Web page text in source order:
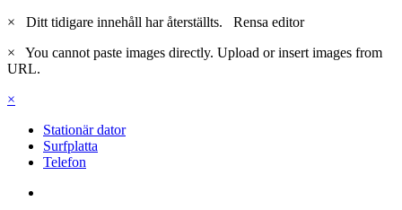
×
Ditt tidigare innehåll har återställts. Rensa editor
×
You cannot paste images directly. Upload or insert images from
URL.
×
Stationär dator
Surfplatta
Telefon